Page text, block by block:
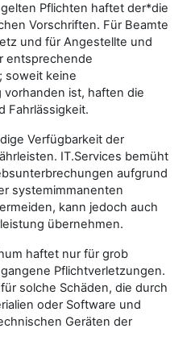
Pflichten haftet der*die
Vorschriften. Für Beamte
und für Angestellte und
entsprechende
soweit keine
vorhanden ist, haften die
Fahrlässigkeit.
Verfügbarkeit der
IT.Services bemüht
aufgrund
systemimmanenten
kann jedoch auch
übernehmen.
haftet nur für grob
Pflichtverletzungen.
solche Schäden, die durch
oder Software und
Geräten der